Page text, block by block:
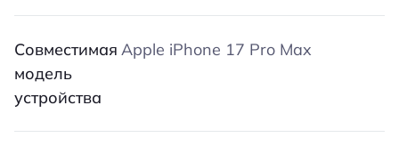
Совместимая
модель
устройства
Apple iPhone 17 Pro Max